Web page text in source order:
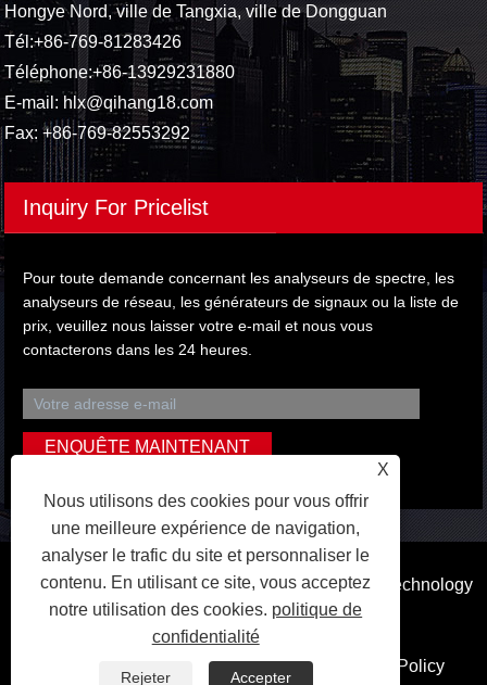
Hongye Nord, ville de Tangxia, ville de Dongguan
Tél:+86-769-81283426
Téléphone:+86-13929231880
E-mail: hlx@qihang18.com
Fax: +86-769-82553292
Inquiry For Pricelist
Pour toute demande concernant les analyseurs de spectre, les
analyseurs de réseau, les générateurs de signaux ou la liste de
prix, veuillez nous laisser votre e-mail et nous vous
contacterons dans les 24 heures.
Copyright © 2023 Dongguan Qihang Electronic Technology
Co., Ltd. Tous droits réservés.
RSS XML Privacy Policy
X
Nous utilisons des cookies pour vous offrir
une meilleure expérience de navigation,
analyser le trafic du site et personnaliser le
contenu. En utilisant ce site, vous acceptez
notre utilisation des cookies. politique de
confidentialité
Rejeter Accepter